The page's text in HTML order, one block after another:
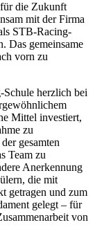
die Zukunft
mit der Firma
STB-Racing-
Das gemeinsame
vorn zu
Schule herzlich bei
Mittel investiert,
zu
gesamten
Team zu
Anerkennung
die mit
getragen und zum
gelegt – für
von